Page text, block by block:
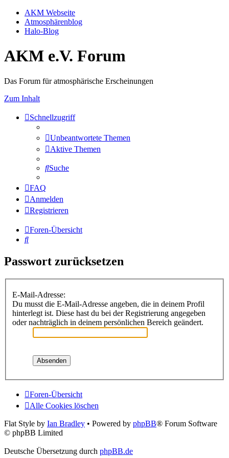
AKM Webseite
Atmosphärenblog
Halo-Blog
AKM e.V. Forum
Das Forum für atmosphärische Erscheinungen
Zum Inhalt
Schnellzugriff
Unbeantwortete Themen
Aktive Themen
Suche
FAQ
Anmelden
Registrieren
Foren-Übersicht
Suche
Passwort zurücksetzen
E-Mail-Adresse:
Du musst die E-Mail-Adresse angeben, die in deinem Profil
hinterlegt ist. Diese hast du bei der Registrierung angegeben
oder nachträglich in deinem persönlichen Bereich geändert.
Foren-Übersicht
Alle Cookies löschen
Flat Style by Ian Bradley • Powered by phpBB® Forum Software
© phpBB Limited
Deutsche Übersetzung durch phpBB.de